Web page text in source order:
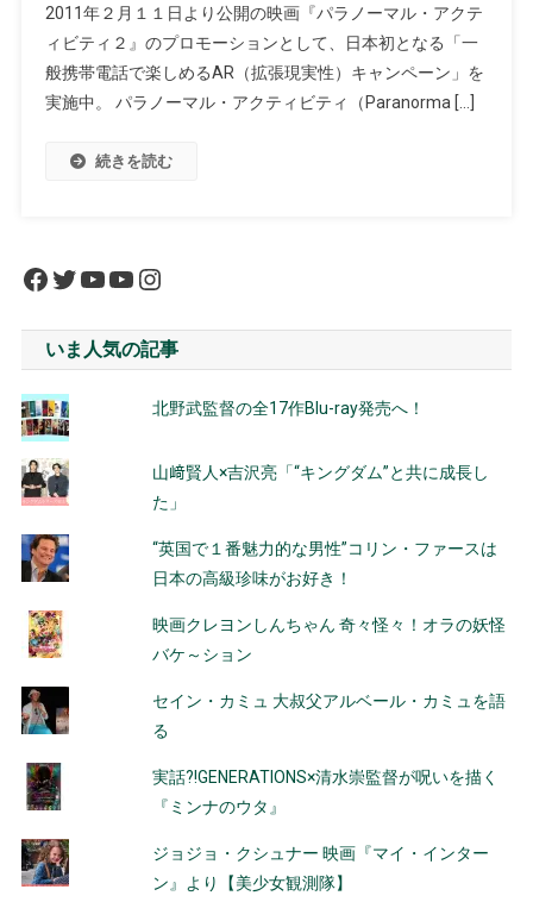
2011年２月１１日より公開の映画『パラノーマル・アクテ
ィビティ２』のプロモーションとして、日本初となる「一
般携帯電話で楽しめるAR（拡張現実性）キャンペーン」を
実施中。 パラノーマル・アクティビティ（Paranorma […]
続きを読む
Facebook
Twitter
YouTube
YouTube
Instagram
いま人気の記事
北野武監督の全17作Blu-ray発売へ！
山﨑賢人×吉沢亮「“キングダム”と共に成長し
た」
“英国で１番魅力的な男性”コリン・ファースは
日本の高級珍味がお好き！
映画クレヨンしんちゃん 奇々怪々！オラの妖怪
バケ～ション
セイン・カミュ 大叔父アルベール・カミュを語
る
実話?!GENERATIONS×清水崇監督が呪いを描く
『ミンナのウタ』
ジョジョ・クシュナー 映画『マイ・インター
ン』より【美少女観測隊】